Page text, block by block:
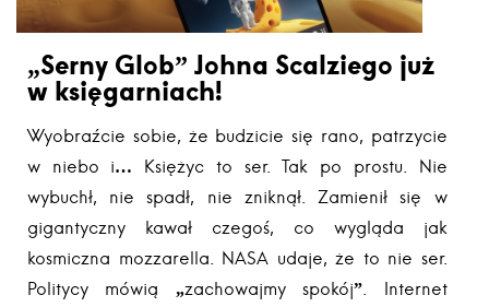
„Serny Glob” Johna Scalziego już
w księgarniach!
Wyobraźcie sobie, że budzicie się rano, patrzycie
w niebo i… Księżyc to ser. Tak po prostu. Nie
wybuchł, nie spadł, nie zniknął. Zamienił się w
gigantyczny kawał czegoś, co wygląda jak
kosmiczna mozzarella. NASA udaje, że to nie ser.
Politycy mówią „zachowajmy spokój”. Internet